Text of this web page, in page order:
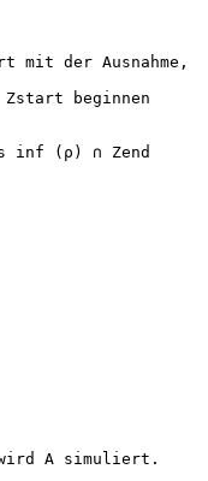
mit der Ausnahme,
beginnen
inf (ρ) ∩ Zend
wird A simuliert.